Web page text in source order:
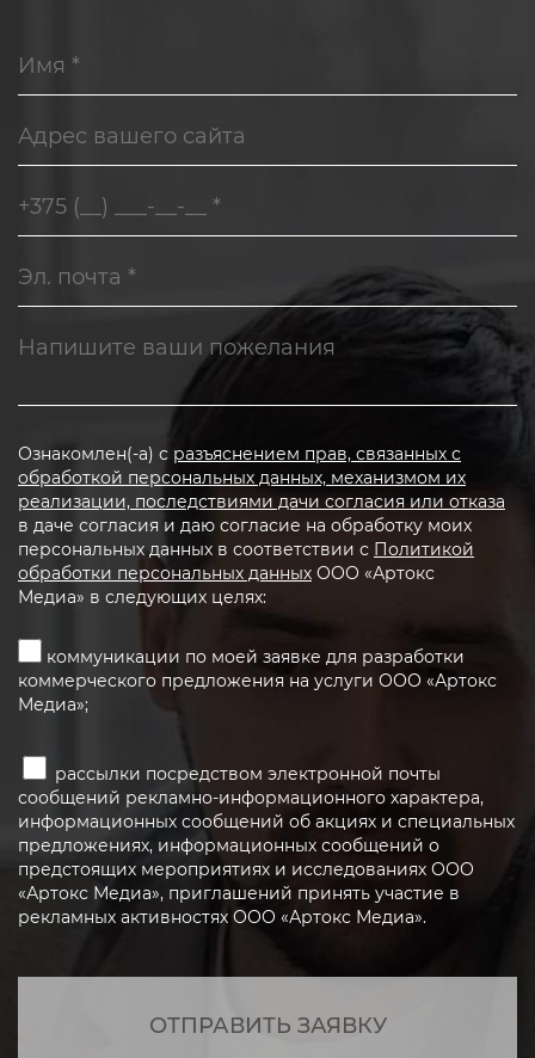
Ознакомлен(-а) с разъяснением прав, связанных с
обработкой персональных данных, механизмом их
реализации, последствиями дачи согласия или отказа
в даче согласия и даю согласие на обработку моих
персональных данных в соответствии с Политикой
обработки персональных данных ООО «Артокс
Медиа» в следующих целях:
коммуникации по моей заявке для разработки
коммерческого предложения на услуги ООО «Артокс
Медиа»;
рассылки посредством электронной почты
сообщений рекламно-информационного характера,
информационных сообщений об акциях и специальных
предложениях, информационных сообщений о
предстоящих мероприятиях и исследованиях ООО
«Артокс Медиа», приглашений принять участие в
рекламных активностях ООО «Артокс Медиа».
ОТПРАВИТЬ ЗАЯВКУ